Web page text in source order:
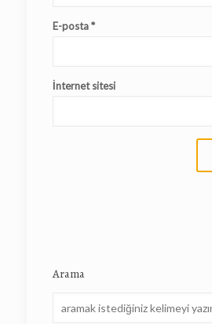
E-posta*
İnternet sitesi
Arama